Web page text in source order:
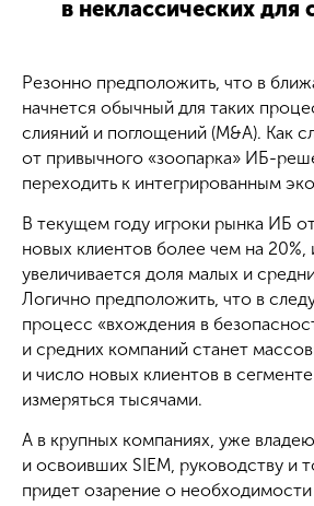
в неклассических для
Резонно предположить, что в
начнется обычный для таких
слияний и поглощений (M&A). Как
от привычного «зоопарка» ИБ-
переходить к интегрированным
В текущем году игроки рынка ИБ
новых клиентов более чем на 20%,
увеличивается доля малых и
Логично предположить, что в
процесс «вхождения в
и средних компаний станет
и число новых клиентов в
измеряться тысячами.
А в крупных компаниях, уже
и освоивших SIEM, руководству и
придет озарение о